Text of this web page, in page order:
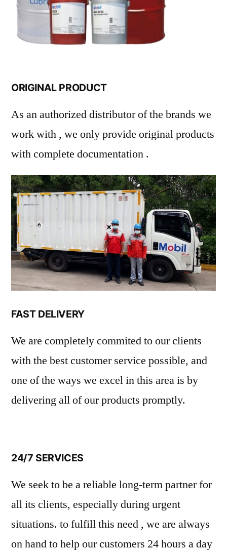
ORIGINAL PRODUCT
As an authorized distributor of the brands we
work with , we only provide original products
with complete documentation .
FAST DELIVERY
We are completely commited to our clients
with the best customer service possible, and
one of the ways we excel in this area is by
delivering all of our products promptly.
24/7 SERVICES
We seek to be a reliable long-term partner for
all its clients, especially during urgent
situations. to fulfill this need , we are always
on hand to help our customers 24 hours a day